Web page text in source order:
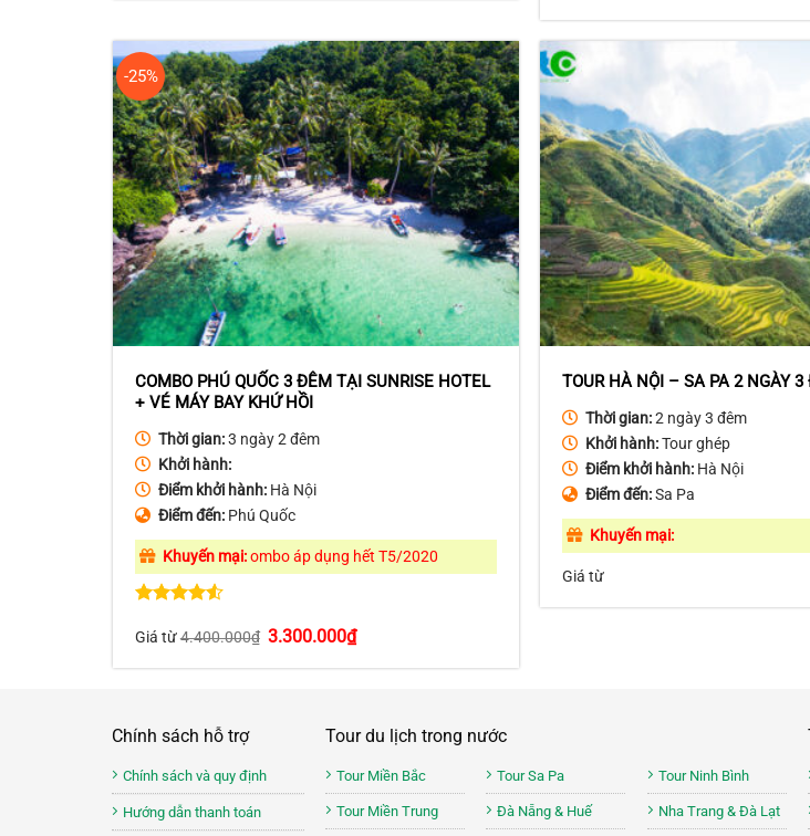
-25%
COMBO PHÚ QUỐC 3 ĐÊM TẠI SUNRISE HOTEL
+ VÉ MÁY BAY KHỨ HỒI
Thời gian:3 ngày 2 đêm
Khởi hành:
Điểm khởi hành:Hà Nội
Điểm đến:Phú Quốc
Khuyến mại:ombo áp dụng hết T5/2020
hạng4.50
Giá từ4.400.000₫ Giá
là:
3.300.000₫Giá
hiện
tại
TOUR HÀ NỘI – SA PA 2 NGÀY
Thời gian:2 ngày 3 đêm
Khởi hành:Tour ghép
Điểm khởi hành: Hà Nội
Điểm đến:Sa Pa
Khuyến mại:
Giá từ
Chính sách hỗ trợ
Chính sách và quy định
Hướng dẫn thanh toán
Tour du lịch trong nước
Tour Miền Bắc
Tour Miền Trung
Tour Sa Pa
Đà Nẵng & Huế
Tour Ninh Bình
Nha Trang & Đà Lạt